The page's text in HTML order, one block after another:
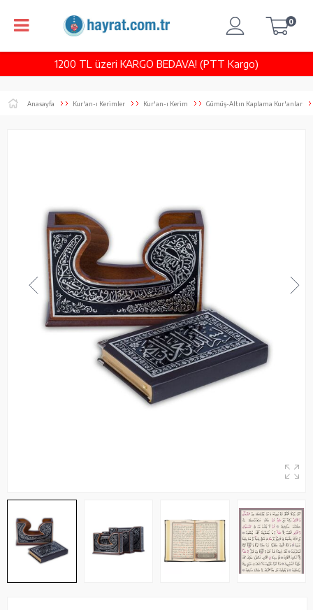
1200 TL üzeri KARGO BEDAVA! (PTT Kargo)
0
Anasayfa Kur'an-ı Kerimler Kur'an-ı Kerim Gümüş-Altın Kaplama Kur'anlar